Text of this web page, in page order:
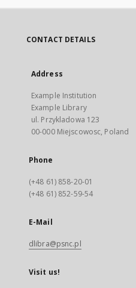
CONTACT DETAILS
Address
Example Institution
Example Library
ul. Przykladowa 123
00-000 Miejscowosc, Poland
Phone
(+48 61) 858-20-01
(+48 61) 852-59-54
E-Mail
dlibra@psnc.pl
Visit us!